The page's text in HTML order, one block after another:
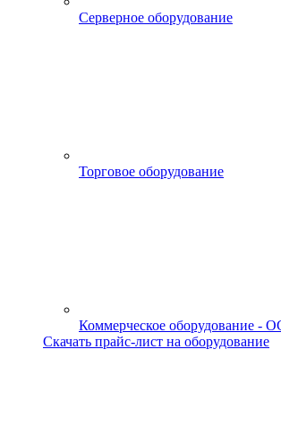
Серверное оборудование
Торговое оборудование
Коммерческое оборудование -
Скачать прайс-лист на оборудование